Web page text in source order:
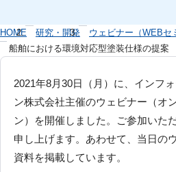
HOME 研究・開発
ウェビナー（WEBセ
船舶における環境対応型塗装仕様の提案
2021年8月30日（月）に、インフ
ン株式会社主催のウェビナー（オ
ン）を開催しました。ご参加いた
申し上げます。あわせて、当日の
資料を掲載しています。